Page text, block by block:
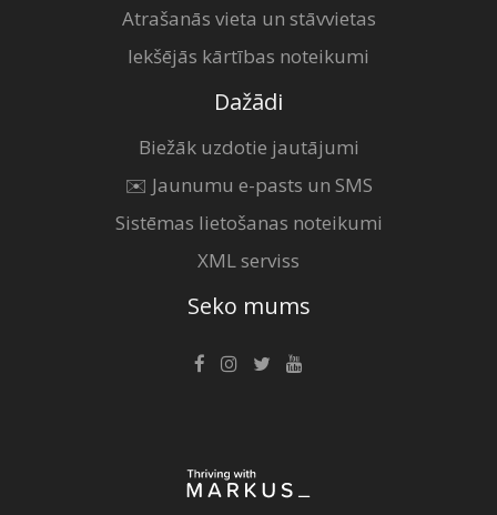
Atrašanās vieta un stāvvietas
Iekšējās kārtības noteikumi
Dažādi
Biežāk uzdotie jautājumi
✉️ Jaunumu e-pasts un SMS
Sistēmas lietošanas noteikumi
XML serviss
Seko mums